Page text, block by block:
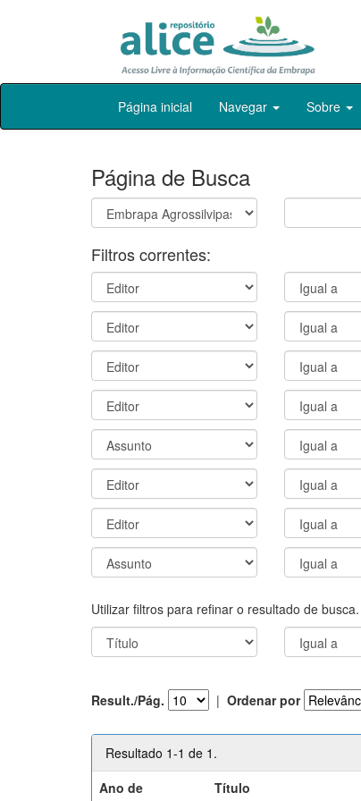
Skip
Página inicial Navegar Sobre
Página de Busca
Filtros correntes:
Utilizar filtros para refinar o resultado de busca.
Result./Pág. | Ordenar por
Resultado 1-1 de 1.
Ano de
Título